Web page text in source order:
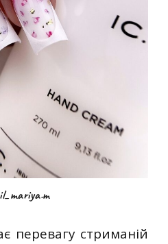
перевагу стриманій